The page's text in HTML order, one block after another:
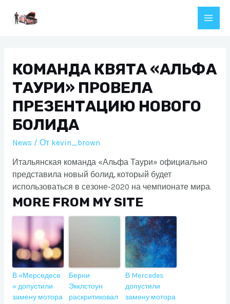
Main
КОМАНДА КВЯТА «АЛЬФА
ТАУРИ» ПРОВЕЛА
ПРЕЗЕНТАЦИЮ НОВОГО
БОЛИДА
News / От kevin_brown
Итальянская команда «Альфа Таури» официально
представила новый болид, который будет
использоваться в сезоне-2020 на чемпионате мира.
MORE FROM MY SITE
В «Мерседесе
» допустили
замену мотора
Берни
Экклстоун
раскритиковал
В Mercedes
допустили
замену мотора